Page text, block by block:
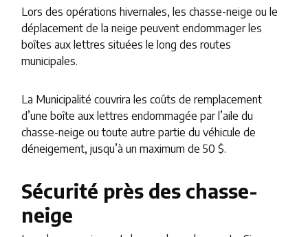
Lors des opérations hivernales, les chasse-neige ou le
déplacement de la neige peuvent endommager les
boîtes aux lettres situées le long des routes
municipales.
La Municipalité couvrira les coûts de remplacement
d’une boîte aux lettres endommagée par l’aile du
chasse-neige ou toute autre partie du véhicule de
déneigement, jusqu’à un maximum de 50 $.
Sécurité près des chasse-
neige